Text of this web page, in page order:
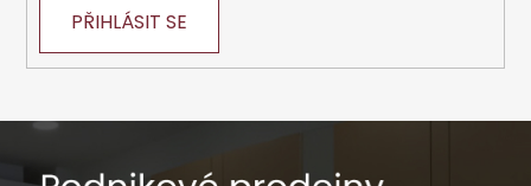
PŘIHLÁSIT SE